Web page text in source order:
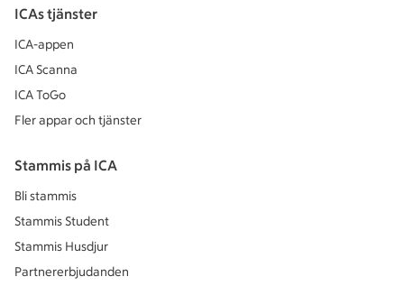
ICAs tjänster
ICA-appen
ICA Scanna
ICA ToGo
Fler appar och tjänster
Stammis på ICA
Bli stammis
Stammis Student
Stammis Husdjur
Partnererbjudanden